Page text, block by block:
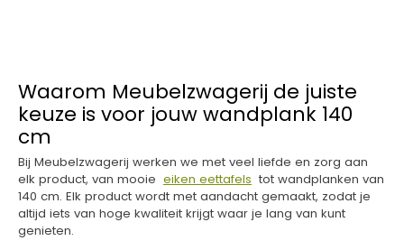
Waarom Meubelzwagerij de juiste
keuze is voor jouw wandplank 140
cm
Bij Meubelzwagerij werken we met veel liefde en zorg aan
elk product, van mooie eiken eettafels tot wandplanken van
140 cm. Elk product wordt met aandacht gemaakt, zodat je
altijd iets van hoge kwaliteit krijgt waar je lang van kunt
genieten.